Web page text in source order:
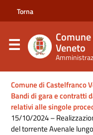
Torna
sito
comune
Veneto
Comune di Castelfranco
Bandi di gara e contratti
relativi alle singole
15/10/2024 –
del torrente Avenale